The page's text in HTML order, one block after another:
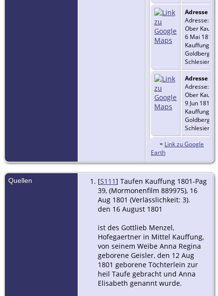
Adresse
Adresse:
Ober
6 Mai 1810 -
Kauffung,
Goldberg,
Schlesien
Adresse
Adresse:
Ober
9 Jun 1812 -
Kauffung,
Goldberg,
Schlesien
Tod- 7 Sep
Kauffung,
Schlesien
- Typ: Ehe -
Goldberg,
Schlesien
= Link zu Google
Earth
Quellen [S111] Taufen Kauffung 1801-Pag
39, (Mormonenfilm 889975), 16
Aug 1801 (Verlässlichkeit: 3).
den 16 August 1801
ist des Gottlieb Menzel,
Hofegaertner in Mittel Kauffung,
von seinem Weibe Anna Regina
geborene Geisler, den 12 Aug
1801 geborene Töchterlein zur
heil Taufe gebracht und Anna
Elisabeth genannt wurde.